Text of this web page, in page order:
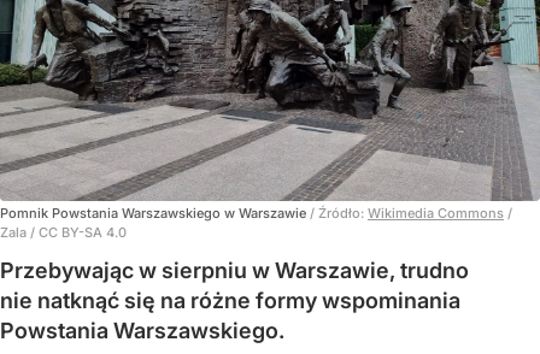
Pomnik Powstania Warszawskiego w Warszawie / Źródło: Wikimedia Commons /
Zala / CC BY-SA 4.0
Przebywając w sierpniu w Warszawie, trudno
nie natknąć się na różne formy wspominania
Powstania Warszawskiego.